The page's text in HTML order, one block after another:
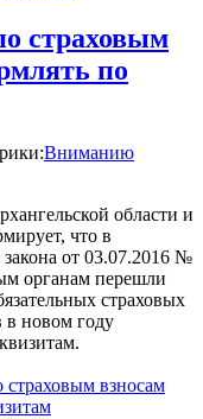
страховым
по
Вниманию
области и
что в
от 03.07.2016 №
органам перешли
страховых
в новом году
взносам